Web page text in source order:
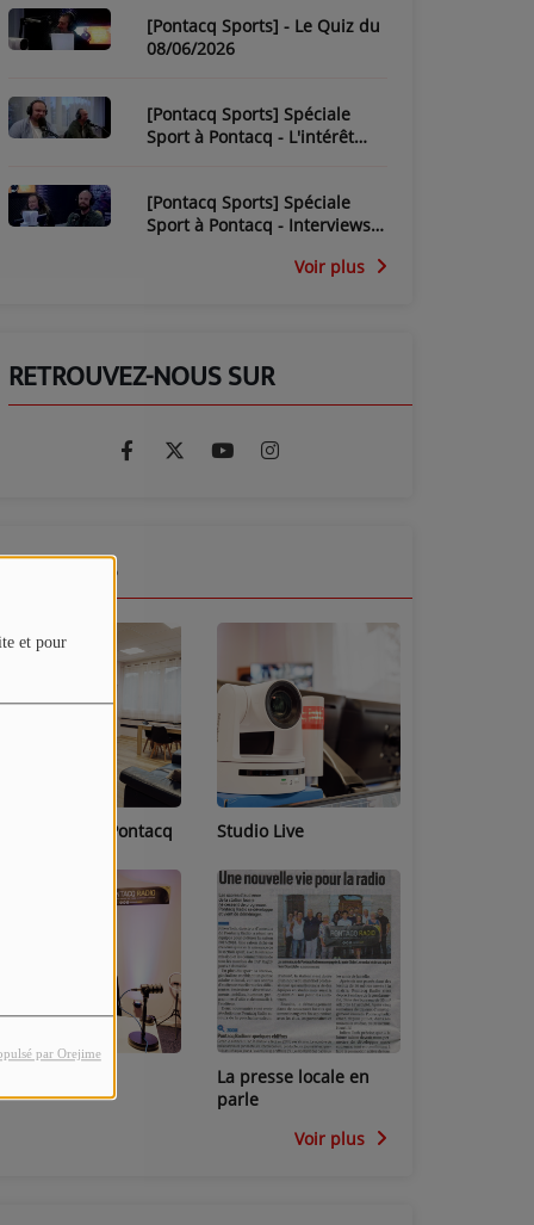
et pour
par Orejime
[Pontacq Sports] - Le Quiz du
08/06/2026
[Pontacq Sports] Spéciale
Sport à Pontacq - L'intérêt
[Pontacq Sports] Spéciale
Sport à Pontacq - Interviews
Voir plus
RETROUVEZ-NOUS SUR
GALERIES
locaux de Pontacq
Studio Live
La presse locale en
parle
Voir plus